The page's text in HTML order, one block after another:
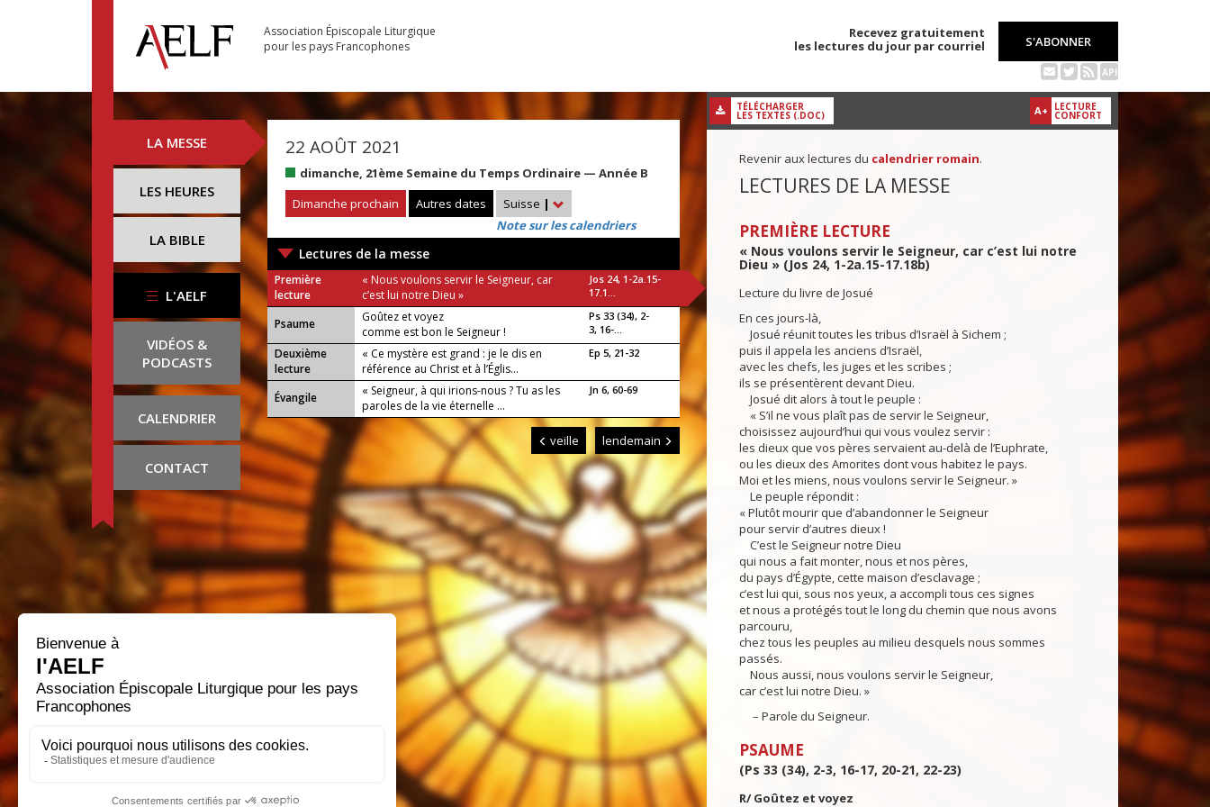
Association Épiscopale Liturgique
pour les pays Francophones
Recevez gratuitement
les lectures du jour par courriel
S'ABONNER
API
LA MESSE
LES HEURES
LA BIBLE
L'AELF
VIDÉOS &
PODCASTS
CALENDRIER
CONTACT
22 AOÛT 2021
dimanche, 21ème Semaine du Temps Ordinaire — Année B
Dimanche prochain
Autres dates Suisse |
Note sur les calendriers
Lectures de la messe
Première
lecture
« Nous voulons servir le Seigneur, car
c’est lui notre Dieu »
Jos 24, 1-2a.15-
17.1...
Psaume
Goûtez et voyez
comme est bon le Seigneur !
Ps 33 (34), 2-
3, 16-...
Deuxième
lecture
« Ce mystère est grand : je le dis en
référence au Christ et à l’Églis...
Ep 5, 21-32
Évangile
« Seigneur, à qui irions-nous ? Tu as les
paroles de la vie éternelle ...
Jn 6, 60-69
veille lendemain
A+ LECTURE
CONFORT
TÉLÉCHARGER
LES TEXTES (.DOC)
Revenir aux lectures du calendrier romain.
LECTURES DE LA MESSE
PREMIÈRE LECTURE
« Nous voulons servir le Seigneur, car c’est lui notre
Dieu » (Jos 24, 1-2a.15-17.18b)
Lecture du livre de Josué
En ces jours-là,
Josué réunit toutes les tribus d’Israël à Sichem ;
puis il appela les anciens d’Israël,
avec les chefs, les juges et les scribes ;
ils se présentèrent devant Dieu.
Josué dit alors à tout le peuple :
« S’il ne vous plaît pas de servir le Seigneur,
choisissez aujourd’hui qui vous voulez servir :
les dieux que vos pères servaient au-delà de l’Euphrate,
ou les dieux des Amorites dont vous habitez le pays.
Moi et les miens, nous voulons servir le Seigneur. »
Le peuple répondit :
« Plutôt mourir que d’abandonner le Seigneur
pour servir d’autres dieux !
C’est le Seigneur notre Dieu
qui nous a fait monter, nous et nos pères,
du pays d’Égypte, cette maison d’esclavage ;
c’est lui qui, sous nos yeux, a accompli tous ces signes
et nous a protégés tout le long du chemin que nous avons
parcouru,
chez tous les peuples au milieu desquels nous sommes
passés.
Nous aussi, nous voulons servir le Seigneur,
car c’est lui notre Dieu. »
– Parole du Seigneur.
PSAUME
(Ps 33 (34), 2-3, 16-17, 20-21, 22-23)
R/ Goûtez et voyez